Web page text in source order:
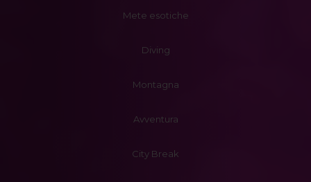
Mete esotiche
Diving
Montagna
Avventura
City Break